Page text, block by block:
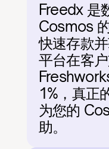
Freedx 是
Cosmos
快速存款
平台在客
1%，真正
为您的
助。